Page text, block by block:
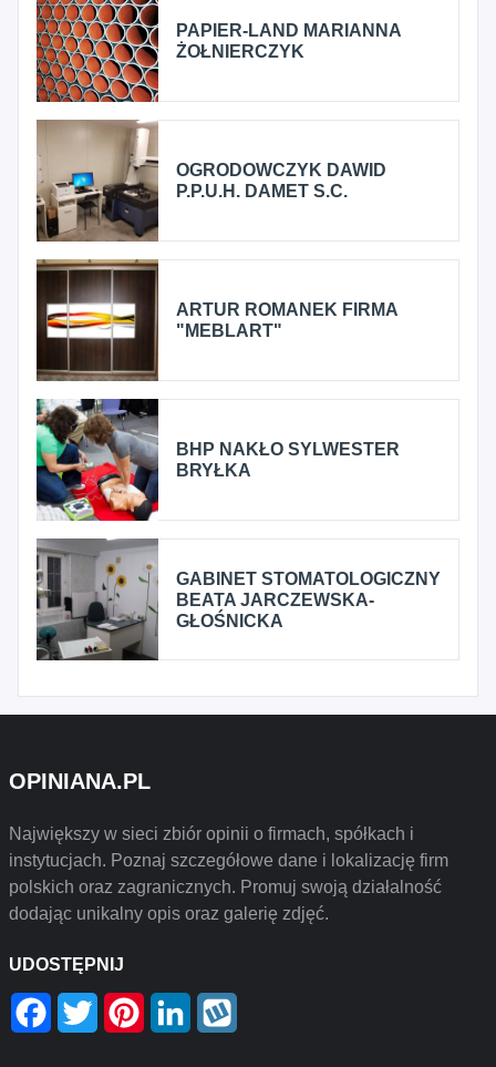
PAPIER-LAND MARIANNA
ŻOŁNIERCZYK
OGRODOWCZYK DAWID
P.P.U.H. DAMET S.C.
ARTUR ROMANEK FIRMA
"MEBLART"
BHP NAKŁO SYLWESTER
BRYŁKA
GABINET STOMATOLOGICZNY
BEATA JARCZEWSKA-
GŁOŚNICKA
OPINIANA.PL
Największy w sieci zbiór opinii o firmach, spółkach i
instytucjach. Poznaj szczegółowe dane i lokalizację firm
polskich oraz zagranicznych. Promuj swoją działalność
dodając unikalny opis oraz galerię zdjęć.
UDOSTĘPNIJ
Facebook
Twitter PinterestLinkedIn